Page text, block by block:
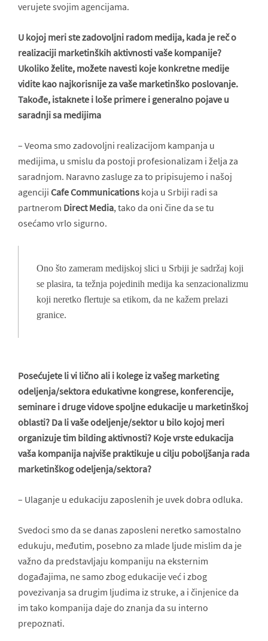
verujete svojim agencijama.
U kojoj meri ste zadovoljni radom medija, kada je reč o
realizaciji marketinških aktivnosti vaše kompanije?
Ukoliko želite, možete navesti koje konkretne medije
vidite kao najkorisnije za vaše marketinško poslovanje.
Takođe, istaknete i loše primere i generalno pojave u
saradnji sa medijima
– Veoma smo zadovoljni realizacijom kampanja u
medijima, u smislu da postoji profesionalizam i želja za
saradnjom. Naravno zasluge za to pripisujemo i našoj
agenciji Cafe Communications koja u Srbiji radi sa
partnerom Direct Media, tako da oni čine da se tu
osećamo vrlo sigurno.
Ono što zameram medijskoj slici u Srbiji je sadržaj koji
se plasira, ta težnja pojedinih medija ka senzacionalizmu
koji neretko flertuje sa etikom, da ne kažem prelazi
granice.
Posećujete li vi lično ali i kolege iz vašeg marketing
odeljenja/sektora edukativne kongrese, konferencije,
seminare i druge vidove spoljne edukacije u marketinškoj
oblasti? Da li vaše odeljenje/sektor u bilo kojoj meri
organizuje tim bilding aktivnosti? Koje vrste edukacija
vaša kompanija najviše praktikuje u cilju poboljšanja rada
marketinškog odeljenja/sektora?
– Ulaganje u edukaciju zaposlenih je uvek dobra odluka.
Svedoci smo da se danas zaposleni neretko samostalno
edukuju, međutim, posebno za mlade ljude mislim da je
važno da predstavljaju kompaniju na eksternim
događajima, ne samo zbog edukacije već i zbog
povezivanja sa drugim ljudima iz struke, a i činjenice da
im tako kompanija daje do znanja da su interno
prepoznati.